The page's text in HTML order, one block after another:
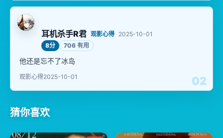
02
耳机杀手R君 观影心得 2025-10-01
8分
706 有用
他还是忘不了冰岛
观影心得2025-10-01
猜你喜欢